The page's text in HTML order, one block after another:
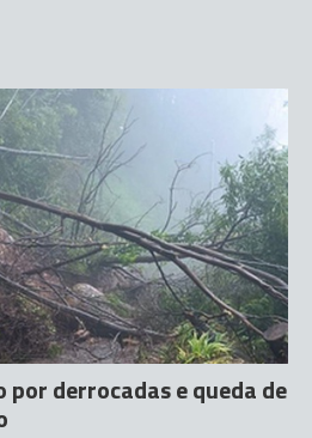
por derrocadas e queda de